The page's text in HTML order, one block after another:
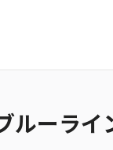
ルーラ